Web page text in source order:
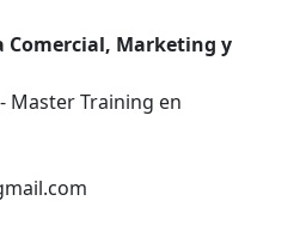
Comercial, Marketing y
Master Training en